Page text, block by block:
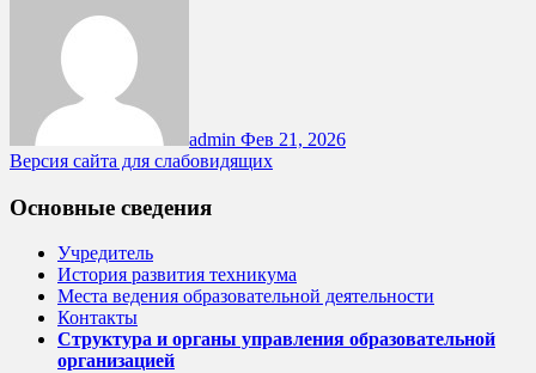
admin Фев 21, 2026
Версия сайта для слабовидящих
Основные сведения
Учредитель
История развития техникума
Места ведения образовательной деятельности
Контакты
Структура и органы управления образовательной
организацией